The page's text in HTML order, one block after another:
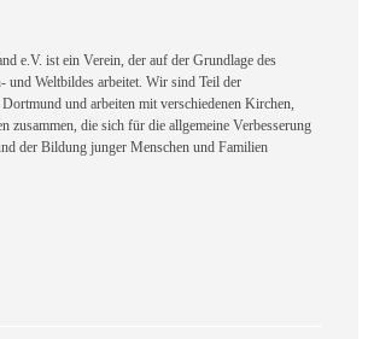
e.V. ist ein Verein, der auf der Grundlage des
und Weltbildes arbeitet. Wir sind Teil der
und arbeiten mit verschiedenen Kirchen,
zusammen, die sich für die allgemeine Verbesserung
der Bildung junger Menschen und Familien